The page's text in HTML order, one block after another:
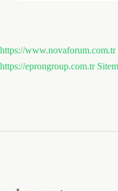
https://www.novaforum.com.tr
https://eprongroup.com.tr